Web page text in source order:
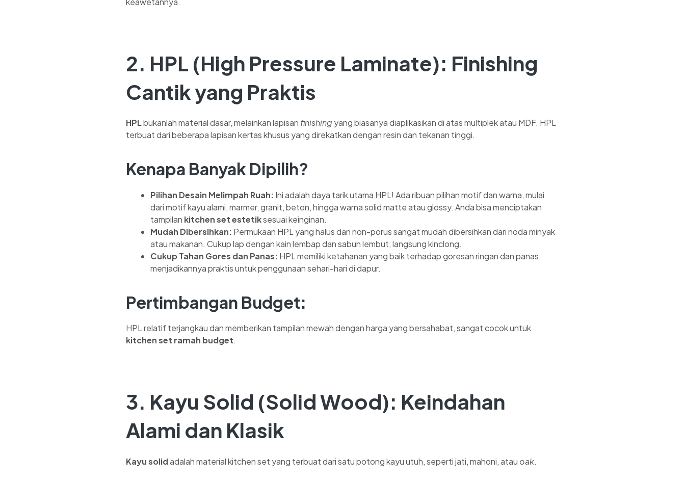
2. HPL (High Pressure Laminate): Finishing
Cantik yang Praktis
HPLbukanlah material dasar, melainkan lapisan finishing yang biasanya diaplikasikan di atas multiplek atau MDF. HPL
terbuat dari beberapa lapisan kertas khusus yang direkatkan dengan resin dan tekanan tinggi.
Kenapa Banyak Dipilih?
Pilihan Desain Melimpah Ruah: Ini adalah daya tarik utama HPL! Ada ribuan pilihan motif dan warna, mulai
dari motif kayu alami, marmer, granit, beton, hingga warna solid matte atau glossy. Anda bisa menciptakan
tampilan kitchen set estetiksesuai keinginan.
Mudah Dibersihkan: Permukaan HPL yang halus dan non-porus sangat mudah dibersihkan dari noda minyak
atau makanan. Cukup lap dengan kain lembap dan sabun lembut, langsung kinclong.
Cukup Tahan Gores dan Panas: HPL memiliki ketahanan yang baik terhadap goresan ringan dan panas,
menjadikannya praktis untuk penggunaan sehari-hari di dapur.
Pertimbangan Budget:
HPL relatif terjangkau dan memberikan tampilan mewah dengan harga yang bersahabat, sangat cocok untuk
kitchen set ramah budget.
3. Kayu Solid (Solid Wood): Keindahan
Alami dan Klasik
Kayu solidadalah material kitchen set yang terbuat dari satu potong kayu utuh, seperti jati, mahoni, atau oak.